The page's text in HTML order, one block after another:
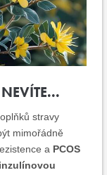
stravy
mimořádně
a PCOS
inzulínovou